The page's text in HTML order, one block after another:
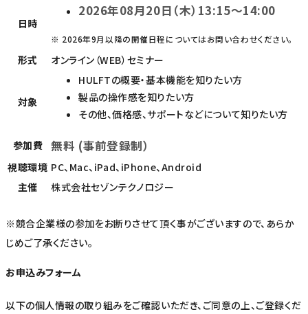
日時
2026年08月20日（木）13:15～14:00
※ 2026年9月以降の開催日程についてはお問い合わせください。
形式 オンライン（WEB）セミナー
対象
HULFTの概要・基本機能を知りたい方
製品の操作感を知りたい方
その他、価格感、サポートなどについて知りたい方
参加費 無料 (事前登録制）
視聴環境 PC、Mac、iPad、iPhone、Android
主催
株式会社セゾンテクノロジー
※競合企業様の参加をお断りさせて頂く事がございますので、あらか
じめご了承ください。
お申込みフォーム
以下の個人情報の取り組みをご確認いただき、ご同意の上、ご登録くだ